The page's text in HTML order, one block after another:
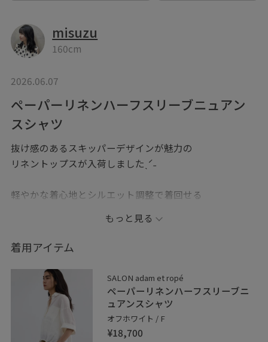
misuzu
160cm
2026.06.07
ペーパーリネンハーフスリーブニュアン
スシャツ
抜け感のあるスキッパーデザインが魅力の
リネントップスが入荷しましたˎˊ˗
軽やかな着心地とシルエット調整で着回せる
インナーに重ねるだけでこなれた印象が完成し 長めの
袖口見返しで折り返してアレンジも可能◎
ぜひ店頭にてお試しくださいෆ
※アクセサリーはスタッフ私物です。
※店頭及び屋外での撮影画像は、 光の当たり具合で色味
もっと見る
着用アイテム
SALON adam et ropé
ペーパーリネンハーフスリーブニ
ュアンスシャツ
オフホワイト / F
¥18,700